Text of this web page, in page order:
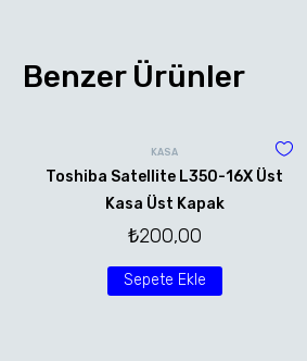
Benzer Ürünler
KASA
Toshiba Satellite L350-16X Üst
Kasa Üst Kapak
₺200,00
Sepete Ekle